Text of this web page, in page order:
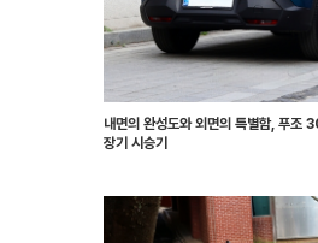
내면의 완성도와 외면의 특별함, 푸조
장기 시승기